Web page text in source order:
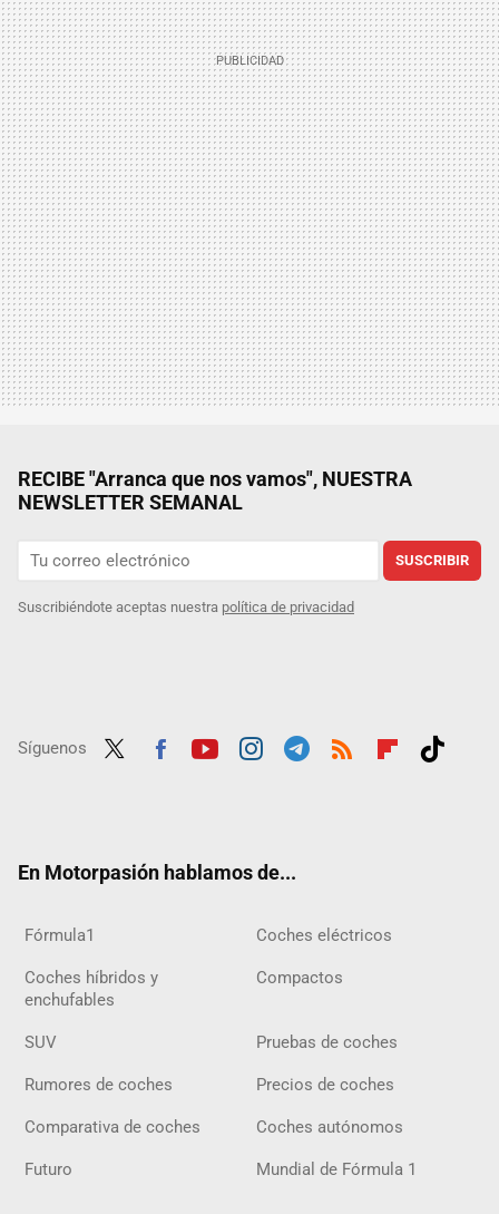
RECIBE "Arranca que nos vamos", NUESTRA
NEWSLETTER SEMANAL
SUSCRIBIR
Suscribiéndote aceptas nuestra política de privacidad
Síguenos
En Motorpasión hablamos de...
Fórmula1 Coches eléctricos
Coches híbridos y
enchufables
Compactos
SUV Pruebas de coches
Rumores de coches Precios de coches
Comparativa de coches Coches autónomos
Futuro Mundial de Fórmula 1